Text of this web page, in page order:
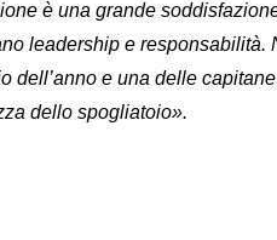
è una grande
leadership e responsabilità.
dell’anno e una delle
dello spogliatoio».